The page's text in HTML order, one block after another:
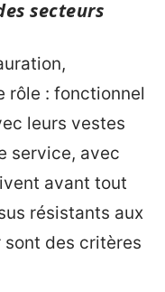
secteurs
rôle : fonctionnel
leurs vestes
service, avec
avant tout
résistants aux
des critères